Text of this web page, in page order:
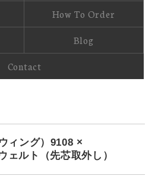
How To Order
Blog
Contact
ィング）9108 ×
ルト（先芯取外し）